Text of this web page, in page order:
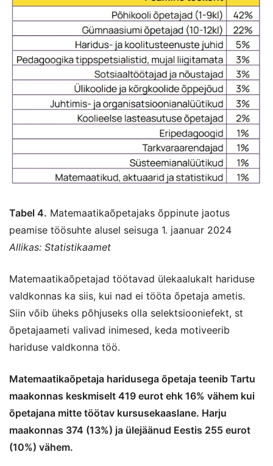
Tabel 4. Matemaatikaõpetajaks õppinute jaotus
peamise töösuhte alusel seisuga 1. jaanuar 2024
Allikas: Statistikaamet
Matemaatikaõpetajad töötavad ülekaalukalt hariduse
valdkonnas ka siis, kui nad ei tööta õpetaja ametis.
Siin võib üheks põhjuseks olla selektsiooniefekt, st
õpetajaameti valivad inimesed, keda motiveerib
hariduse valdkonna töö.
Matemaatikaõpetaja haridusega õpetaja teenib Tartu
maakonnas keskmiselt 419 eurot ehk 16% vähem kui
õpetajana mitte töötav kursusekaaslane. Harju
maakonnas 374 (13%) ja ülejäänud Eestis 255 eurot
(10%) vähem.